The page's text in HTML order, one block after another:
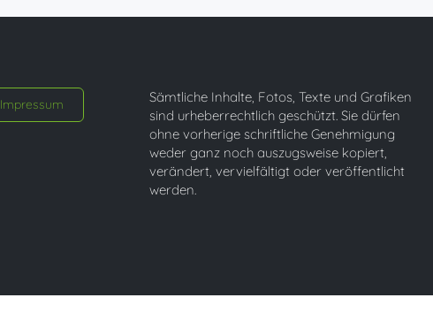
Impressum
Sämtliche Inhalte, Fotos, Texte und Grafiken
sind urheberrechtlich geschützt. Sie dürfen
ohne vorherige schriftliche Genehmigung
weder ganz noch auszugsweise kopiert,
verändert, vervielfältigt oder veröffentlicht
werden.